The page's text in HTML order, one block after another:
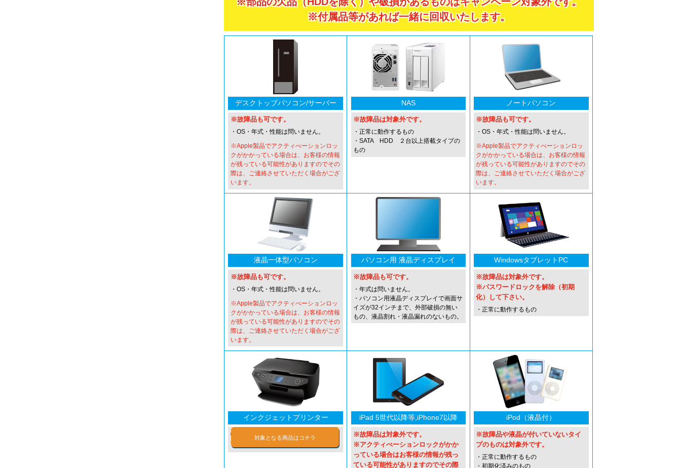
※付属品等があれば一緒に回収いたします。
デスク トップパソコン/サーバー
※故障品も可です。
・OS・年式・性能は問いません。
※Apple製品でアクティべーションロッ
クがかかっている場合は、お客様の情報
が残っている可能性がありますのでその
際は、ご連絡させていただく場合がござ
います。
NAS
※故障品は対象外です。
・正常に動作するもの
・SATA HDD ２台以上搭載タイプの
もの
ノートパソコン
※故障品も可です。
・OS・年式・性能は問いません。
※Apple製品でアクティべーションロッ
クがかかっている場合は、お客様の情報
が残っている可能性がありますのでその
際は、ご連絡させていただく場合がござ
います。
液晶一体型パソコン
※故障品も可です。
・OS・年式・性能は問いません。
※Apple製品でアクティべーションロッ
クがかかっている場合は、お客様の情報
が残っている可能性がありますのでその
際は、ご連絡させていただく場合がござ
います。
パソコン用 液晶ディスプレイ
※故障品も可です。
・年式は問いません。
・パソコン用液晶ディスプレイで画面サ
イズが32インチまで、外部破損の無い
もの、液晶割れ・液晶漏れのないもの。
WindowsタブレットPC
※故障品は対象外です。
※パスワードロックを解除（初期
化）して下さい。
・正常に動作するもの
インクジェットプリンター
特定のメーカー・型番の商品に限りま
す。
対象となる商品はコチラ
iPad 5世代以降等,iPhone7以降
※故障品は対象外です。
※アクティべーションロックがかか
っている場合はお客様の情報が残っ
ている可能性がありますのでその際
iPod（液晶付）
※故障品や液晶が付いていないタイ
プのものは対象外です。
・正常に動作するもの
・初期化済みのもの